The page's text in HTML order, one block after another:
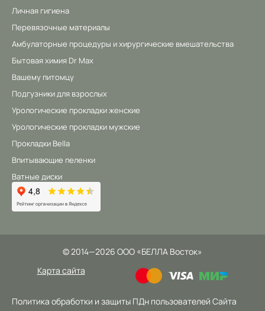
Личная гигиена
Перевязочные материалы
Амбулаторные процедуры и хирургические вмешательства
Бытовая химия Dr Max
Вашему питомцу
Подгузники для взрослых
Урологические прокладки женские
Урологические прокладки мужские
Прокладки Bella
Впитывающие пеленки
Ватные диски
©2014—2026 ООО «БЕЛЛА Восток»
Карта сайта
Политика обработки и защиты ПДн пользователей Сайта